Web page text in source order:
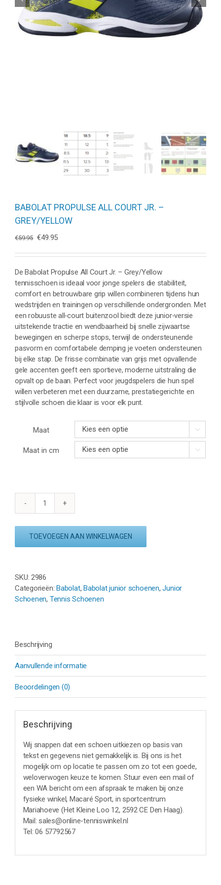
BABOLAT PROPULSE ALL COURT JR. –
GREY/YELLOW
€59.95 Oorspronkelijke
was:
€59.95.
€49.95Huidige
is:
€49.95.
De Babolat Propulse All Court Jr. – Grey/Yellow
tennisschoen is ideaal voor jonge spelers die stabiliteit,
comfort en betrouwbare grip willen combineren tijdens hun
wedstrijden en trainingen op verschillende ondergronden. Met
een robuuste all‑court buitenzool biedt deze junior‑versie
uitstekende tractie en wendbaarheid bij snelle zijwaartse
bewegingen en scherpe stops, terwijl de ondersteunende
pasvorm en comfortabele demping je voeten ondersteunen
bij elke stap. De frisse combinatie van grijs met opvallende
gele accenten geeft een sportieve, moderne uitstraling die
opvalt op de baan. Perfect voor jeugdspelers die hun spel
willen verbeteren met een duurzame, prestatiegerichte en
stijlvolle schoen die klaar is voor elk punt.
Maat 
Maat in cm 
BABOLAT
COURT
GREY/YELLOW
aantal
TOEVOEGEN AAN WINKELWAGEN
SKU: 2986
Categorieën:Babolat,Babolat junior schoenen,Junior
Schoenen, Tennis Schoenen
Beschrijving
Aanvullende informatie
Beoordelingen (0)
Beschrijving
Wij snappen dat een schoen uitkiezen op basis van
tekst en gegevens niet gemakkelijk is. Bij ons is het
mogelijk om op locatie te passen om zo tot een goede,
weloverwogen keuze te komen. Stuur even een mail of
een WA bericht om een afspraak te maken bij onze
fysieke winkel, Macaré Sport, in sportcentrum
Mariahoeve (Het Kleine Loo 12, 2592 CE Den Haag).
Mail: sales@online-tenniswinkel.nl
Tel: 06 57792567